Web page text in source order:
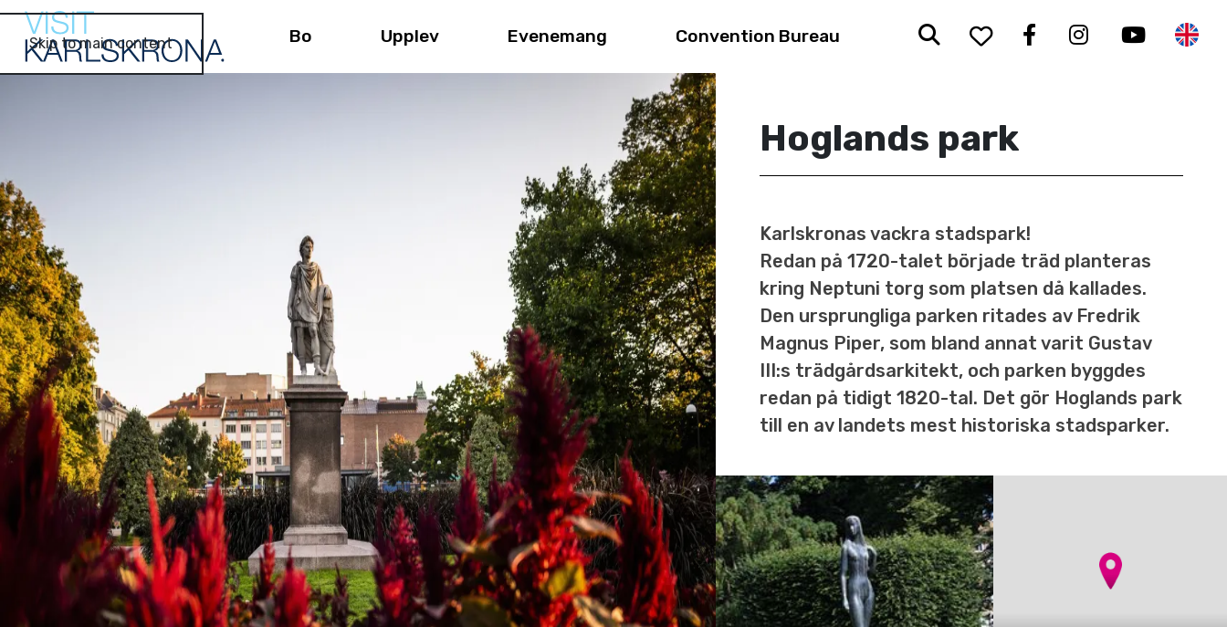
Skip to main content Bo Upplev Evenemang Convention Bureau Sök To your saved
Facebook
Instagram
Hoglands park
Karlskronas vackra stadspark!
Redan på 1720-talet började träd planteras
kring Neptuni torg som platsen då kallades.
Den ursprungliga parken ritades av Fredrik
Magnus Piper, som bland annat varit Gustav
III:s trädgårdsarkitekt, och parken byggdes
redan på tidigt 1820-tal. Det gör Hoglands park
till en av landets mest historiska stadsparker.